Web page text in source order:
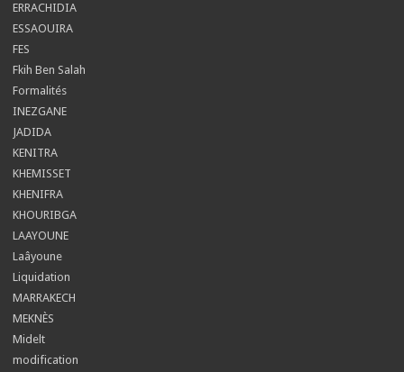
ERRACHIDIA
ESSAOUIRA
FES
Fkih Ben Salah
Formalités
INEZGANE
JADIDA
KENITRA
KHEMISSET
KHENIFRA
KHOURIBGA
LAAYOUNE
Laâyoune
Liquidation
MARRAKECH
MEKNÈS
Midelt
modification